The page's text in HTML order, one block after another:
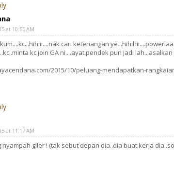
at 10:55 AM
cari ketenangan
kc join GA ni....ayat pendek pun jadi lah...asalkan
2015/10/peluang-mendapatkan-
at 11:17 AM
nyampah giler ! (tak sebut depan dia..dia buat kerja